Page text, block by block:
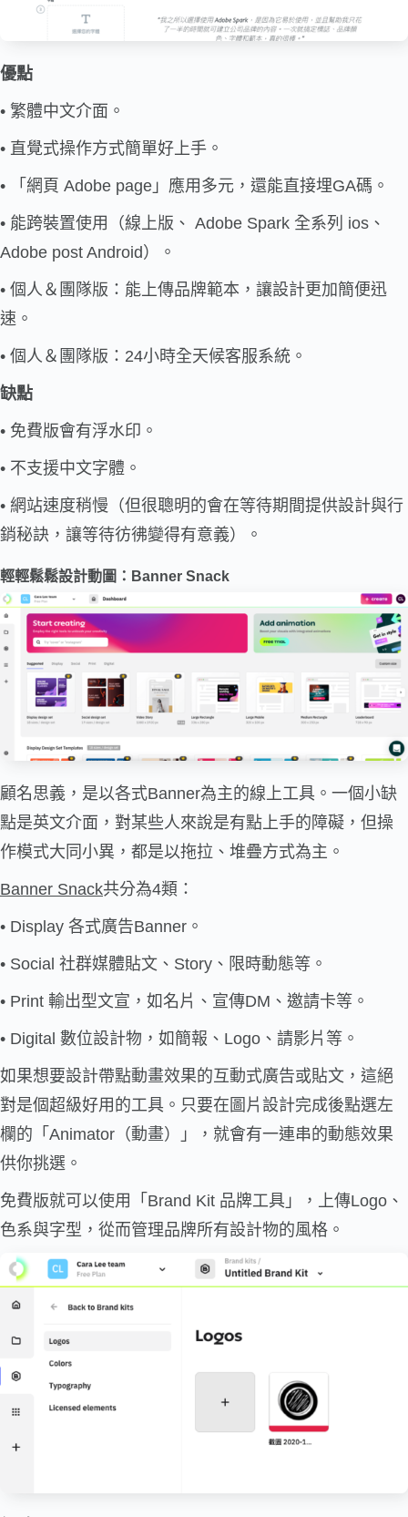
優點
• 繁體中文介面。
• 直覺式操作方式簡單好上手。
• 「網頁 Adobe page」應用多元，還能直接埋GA碼。
• 能跨裝置使用（線上版、 Adobe Spark 全系列 ios、
Adobe post Android）。
• 個人＆團隊版：能上傳品牌範本，讓設計更加簡便迅
速。
• 個人＆團隊版：24小時全天候客服系統。
缺點
• 免費版會有浮水印。
• 不支援中文字體。
• 網站速度稍慢（但很聰明的會在等待期間提供設計與行
銷秘訣，讓等待彷彿變得有意義）。
輕輕鬆鬆設計動圖： Banner Snack
顧名思義，是以各式Banner為主的線上工具。一個小缺
點是英文介面，對某些人來說是有點上手的障礙，但操
作模式大同小異，都是以拖拉、堆疊方式為主。
Banner Snack共分為4類：
• Display 各式廣告Banner。
• Social 社群媒體貼文、Story、限時動態等。
• Print 輸出型文宣，如名片、宣傳DM、邀請卡等。
• Digital 數位設計物，如簡報、Logo、請影片等。
如果想要設計帶點動畫效果的互動式廣告或貼文，這絕
對是個超級好用的工具。只要在圖片設計完成後點選左
欄的「Animator（動畫）」，就會有一連串的動態效果
供你挑選。
免費版就可以使用「Brand Kit 品牌工具」，上傳Logo、
色系與字型，從而管理品牌所有設計物的風格。